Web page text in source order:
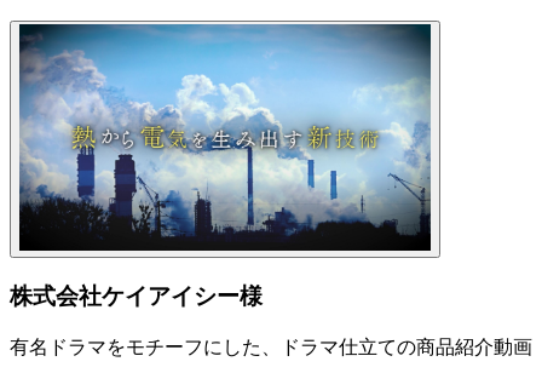
株式会社ケイアイシー様
有名ドラマをモチーフにした、ドラマ仕立ての商品紹介動画